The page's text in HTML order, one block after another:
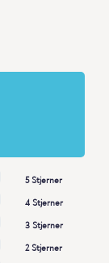
5 Stjerner
4 Stjerner
3 Stjerner
2 Stjerner